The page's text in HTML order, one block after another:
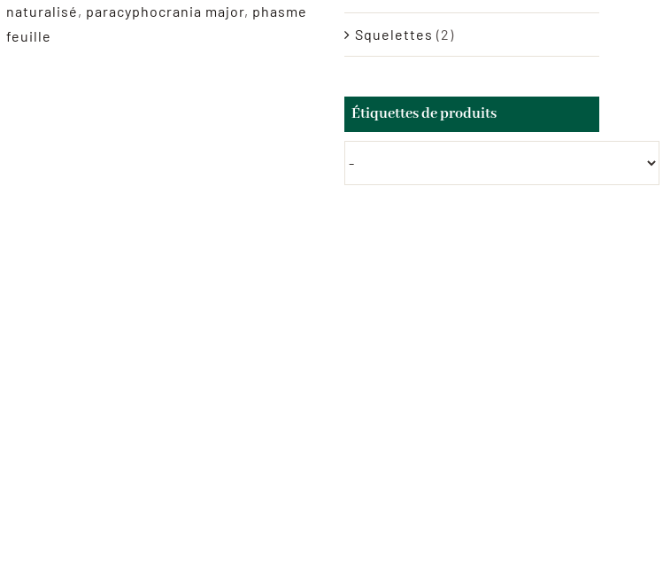
naturalisé, paracyphocrania major, phasme
feuille
Squelettes (2)
Étiquettes de produits